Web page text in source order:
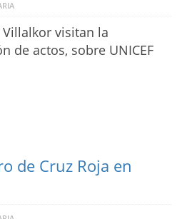
visitan la
de actos, sobre UNICEF
de Cruz Roja en